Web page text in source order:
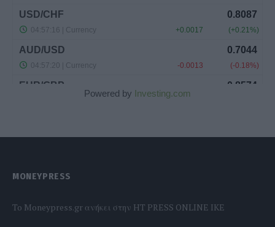
Powered by Investing.com
MONEYPRESS
To Moneypress.gr ανήκει στην HT PRESS ONLINE IKE